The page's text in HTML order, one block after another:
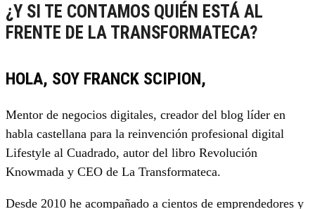
¿Y SI TE CONTAMOS QUIÉN ESTÁ AL
FRENTE DE LA TRANSFORMATECA?
HOLA, SOY FRANCK SCIPION,
Mentor de negocios digitales, creador del blog líder en
habla castellana para la reinvención profesional digital
Lifestyle al Cuadrado, autor del libro Revolución
Knowmada y CEO de La Transformateca.
Desde 2010 he acompañado a cientos de emprendedores y